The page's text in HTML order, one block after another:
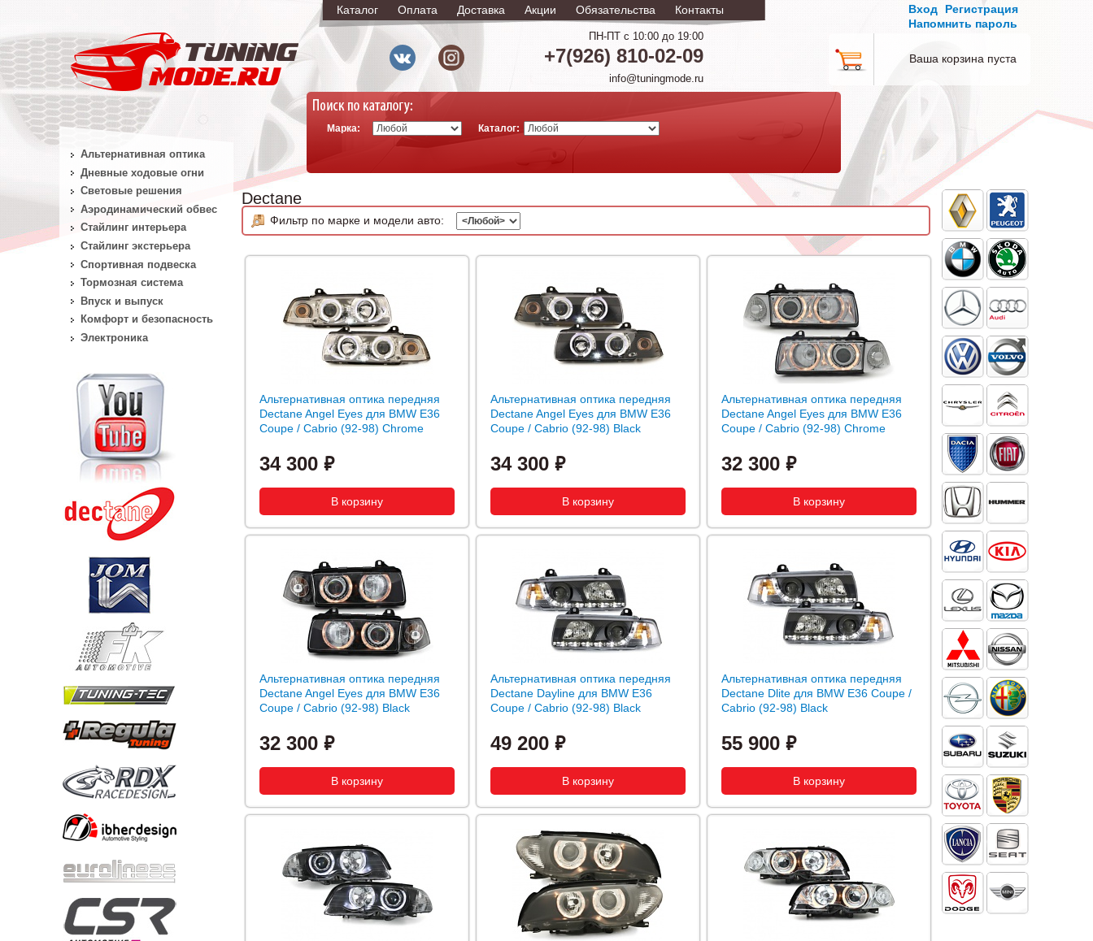
ПН-ПТ с 10:00 до 19:00
+7(926) 810-02-09
info@tuningmode.ru
Каталог Оплата Доставка Акции Обязательства Контакты Вход
Регистрация
Напомнить пароль
Ваша корзина пуста
Марка: Каталог:
Dectane
Фильтр по марке и модели авто:
Альтернативная оптика передняя
Dectane Angel Eyes для BMW E36
Coupe / Cabrio (92-98) Chrome
34 300
Альтернативная оптика передняя
Dectane Angel Eyes для BMW E36
Coupe / Cabrio (92-98) Black
34 300
Альтернативная оптика передняя
Dectane Angel Eyes для BMW E36
Coupe / Cabrio (92-98) Chrome
32 300
Альтернативная оптика передняя
Dectane Angel Eyes для BMW E36
Coupe / Cabrio (92-98) Black
32 300
Альтернативная оптика передняя
Dectane Dayline для BMW E36
Coupe / Cabrio (92-98) Black
49 200
Альтернативная оптика передняя
Dectane Dlite для BMW E36 Coupe /
Cabrio (92-98) Black
55 900
Альтернативная оптика
Дневные ходовые огни
Световые решения
Аэродинамический обвес
Стайлинг интерьера
Стайлинг экстерьера
Спортивная подвеска
Тормозная система
Впуск и выпуск
Комфорт и безопасность
Электроника